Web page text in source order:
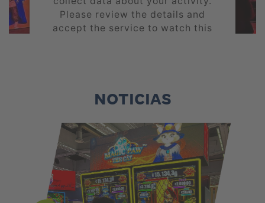
Please review the details and
accept the service to watch this
ACCEPT
powered byUsercentrics Consent
Management Platform
NOTICIAS